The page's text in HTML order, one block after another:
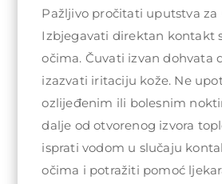
Pažljivo pročitati uputstva za
Izbjegavati direktan kontakt
očima. Čuvati izvan dohvata
izazvati iritaciju kože. Ne
ozlijeđenim ili bolesnim
dalje od otvorenog izvora
isprati vodom u slučaju
očima i potražiti pomoć